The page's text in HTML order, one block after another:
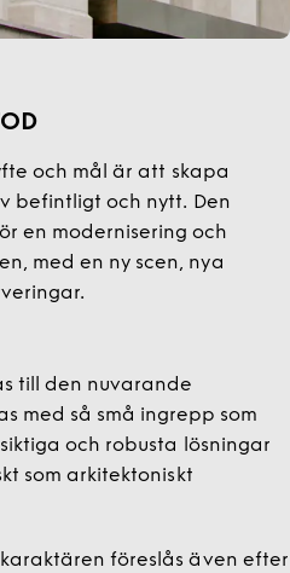
och mål är att skapa
befintligt och nytt. Den
en modernisering och
med en ny scen, nya
till den nuvarande
med så små ingrepp som
och robusta lösningar
som arkitektoniskt
föreslås även efter